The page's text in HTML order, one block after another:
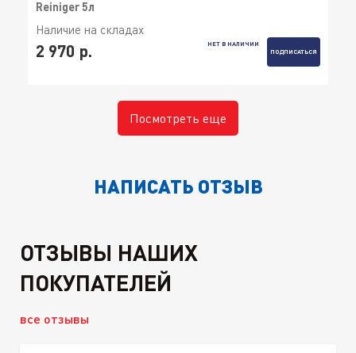
Reiniger 5л
Наличие на складах
2 970 р.
НЕТ В НАЛИЧИИ
ПОДПИСАТЬСЯ
Посмотреть еще
НАПИСАТЬ ОТЗЫВ
ОТЗЫВЫ НАШИХ
ПОКУПАТЕЛЕЙ
все отзывы